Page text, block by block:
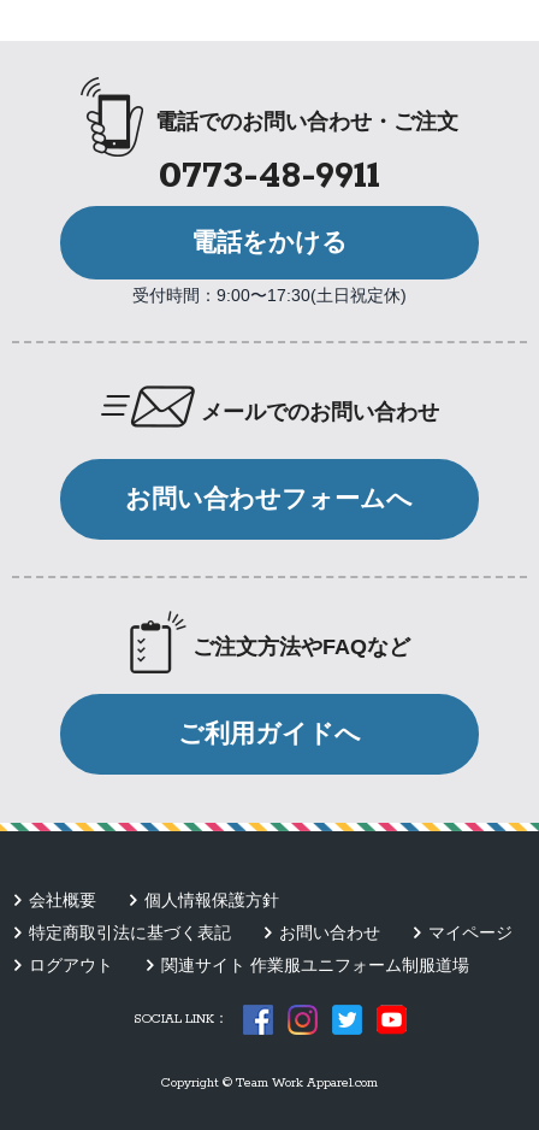
電話でのお問い合わせ・ご注文
0773-48-9911
電話をかける
受付時間：9:00〜17:30(土日祝定休)
メールでのお問い合わせ
お問い合わせフォームへ
ご注文方法やFAQなど
ご利用ガイドへ
会社概要
個人情報保護方針
特定商取引法に基づく表記
お問い合わせ
マイページ
ログアウト
関連サイト 作業服ユニフォーム制服道場
SOCIAL LINK：
Copyright © Team Work Apparel.com